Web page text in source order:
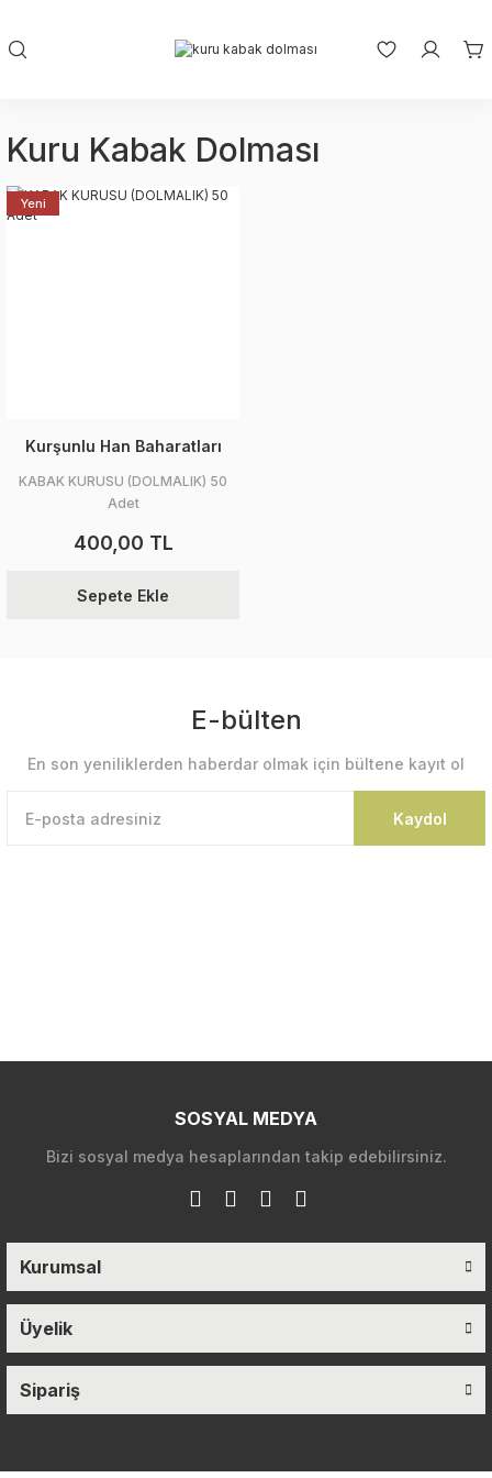
Kuru Kabak Dolması
Yeni
Kurşunlu Han Baharatları
KABAK KURUSU (DOLMALIK) 50
Adet
400,00 TL
Sepete Ekle
E-bülten
En son yeniliklerden haberdar olmak için bültene kayıt ol
Kaydol
SOSYAL MEDYA
Bizi sosyal medya hesaplarından takip edebilirsiniz.
Kurumsal
Üyelik
Sipariş